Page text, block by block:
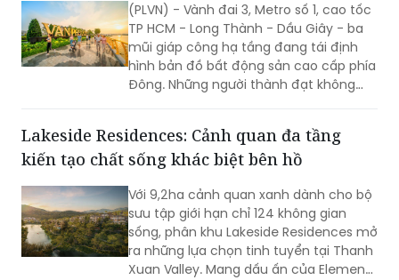
(PLVN) - Vành đai 3, Metro số 1, cao tốc
TP HCM - Long Thành - Dầu Giây - ba
mũi giáp công hạ tầng đang tái định
hình bản đồ bất động sản cao cấp phía
Đông. Những người thành đạt không
khác nhận ra.
Lakeside Residences: Cảnh quan đa tầng
kiến tạo chất sống khác biệt bên hồ
Với 9,2ha cảnh quan xanh dành cho bộ
sưu tập giới hạn chỉ 124 không gian
sống, phân khu Lakeside Residences mở
ra những lựa chọn tinh tuyển tại Thanh
Xuan Valley. Mang dấu ấn của Element